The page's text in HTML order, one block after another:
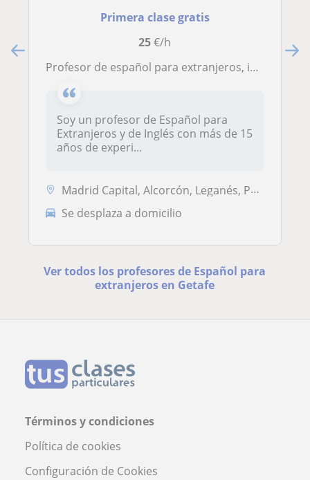
Primera clase gratis
25€/h
Profesor de español para extranjeros, inglés (nivel principiante y medio) y habilidades de comunicación
Soy un profesor de Español para
Extranjeros y de Inglés con más de 15
años de experi...
Madrid Capital, Alcorcón, Leganés, Pozuelo de Alarcón, Boadilla del Mo...
Se desplaza a domicilio
Ver todos los profesores de Español para
extranjeros en Getafe
Términos y condiciones
Política de cookies
Configuración de Cookies